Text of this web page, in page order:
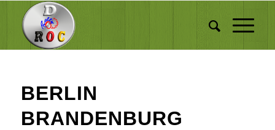
BERLIN
BRANDENBURG